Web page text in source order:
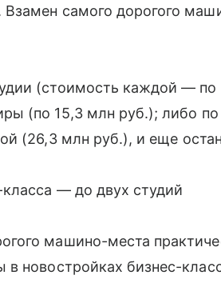
самого дорогого
(стоимость каждой — по
(по 15,3 млн руб.); либо
(26,3 млн руб.), и еще
— до двух студий
машино-места
в новостройках бизнес-